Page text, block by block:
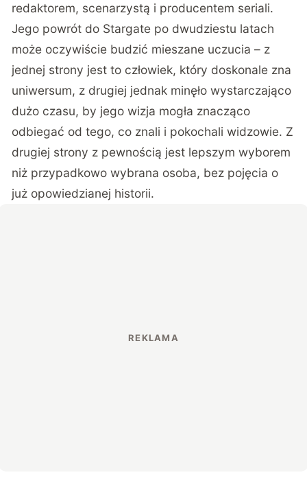
redaktorem, scenarzystą i producentem seriali.
Jego powrót do Stargate po dwudziestu latach
może oczywiście budzić mieszane uczucia – z
jednej strony jest to człowiek, który doskonale zna
uniwersum, z drugiej jednak minęło wystarczająco
dużo czasu, by jego wizja mogła znacząco
odbiegać od tego, co znali i pokochali widzowie. Z
drugiej strony z pewnością jest lepszym wyborem
niż przypadkowo wybrana osoba, bez pojęcia o
już opowiedzianej historii.